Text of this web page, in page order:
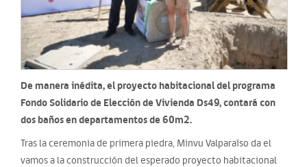
De manera inédita, el proyecto habitacional del programa
Fondo Solidario de Elección de Vivienda Ds49, contará con
dos baños en departamentos de 60m2.
Tras la ceremonia de primera piedra, Minvu Valparaíso da el
vamos a la construcción del esperado proyecto habitacional